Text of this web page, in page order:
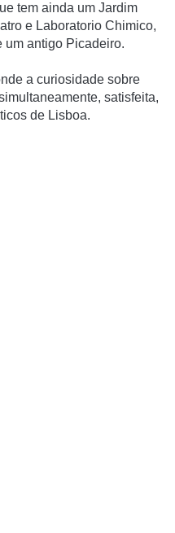
tem ainda um Jardim
e Laboratorio Chimico,
um antigo Picadeiro.
a curiosidade sobre
satisfeita,
de Lisboa.